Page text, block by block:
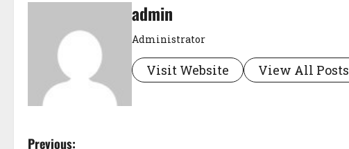
admin
Administrator
Visit Website View All Posts
Previous: